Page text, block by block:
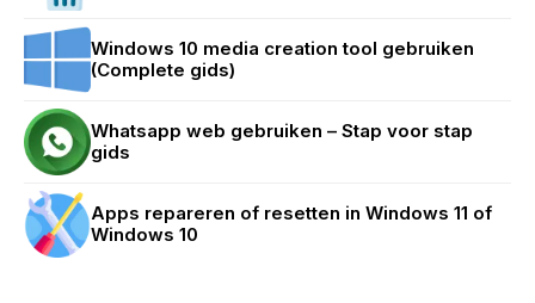
Windows 10 media creation tool gebruiken
(Complete gids)
Whatsapp web gebruiken – Stap voor stap
gids
Apps repareren of resetten in Windows 11 of
Windows 10